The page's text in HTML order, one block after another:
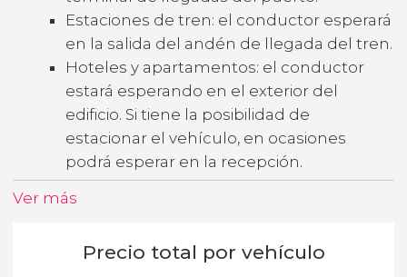
Estaciones de tren: el conductor esperará
en la salida del andén de llegada del tren.
Hoteles y apartamentos: el conductor
estará esperando en el exterior del
edificio. Si tiene la posibilidad de
estacionar el vehículo, en ocasiones
podrá esperar en la recepción.
Ver más
Precio total por vehículo